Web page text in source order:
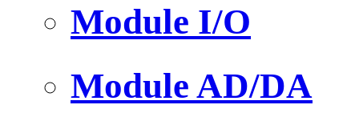
Module I/O
Module AD/DA